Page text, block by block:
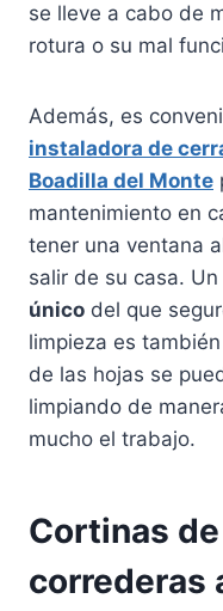
se lleve a cabo de
rotura o su mal
Además, es
instaladora de
Boadilla del Monte
mantenimiento en
tener una ventana
salir de su casa. Un
único del que
limpieza es
de las hojas se
limpiando de
mucho el trabajo.
Cortinas
correderas